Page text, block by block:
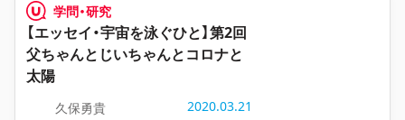
学問・研究
【エッセイ・宇宙を泳ぐひと】第2回
父ちゃんとじいちゃんとコロナと
太陽
久保勇貴 2020.03.21